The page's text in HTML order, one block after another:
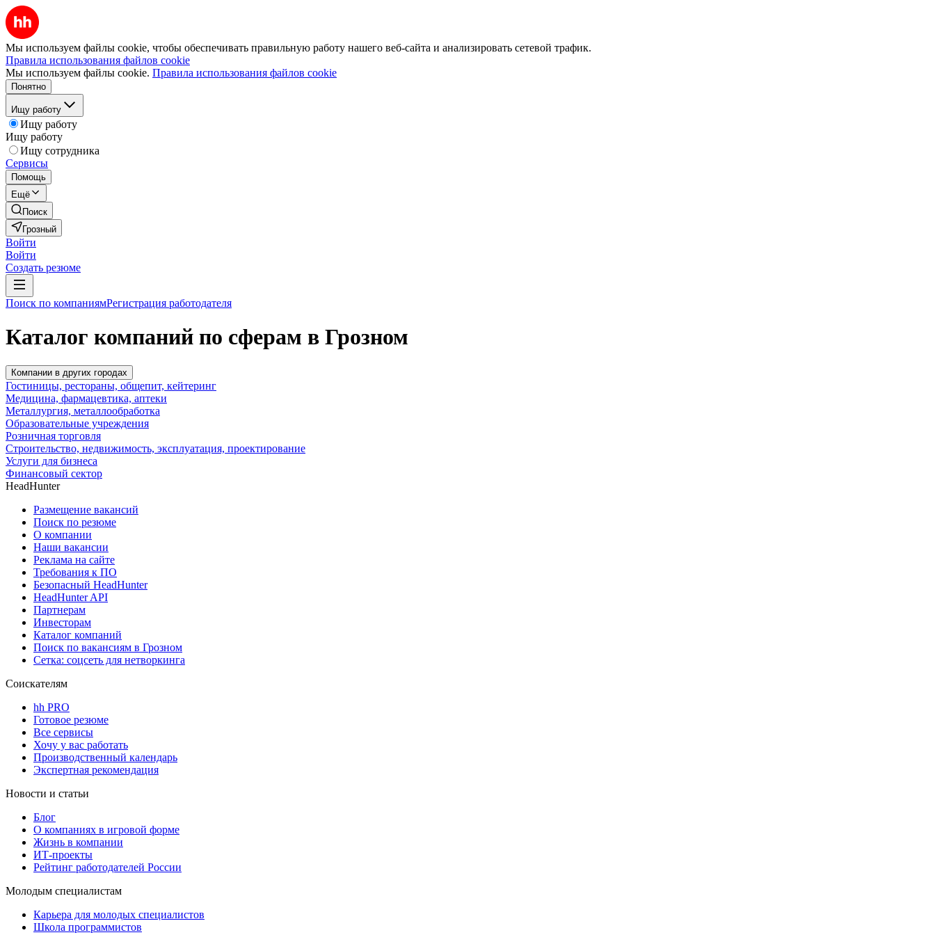
Мы используем файлы cookie, чтобы обеспечивать правильную работу нашего веб-сайта и анализировать сетевой трафик.
Правила использования файлов cookie
Мы используем файлы cookie. Правила использования файлов cookie
Понятно
Ищу работу
Ищу работу
Ищу работу
Ищу сотрудника
Сервисы
Помощь
Ещё
Поиск
Грозный
Войти
Войти
Создать резюме
Поиск по компаниямРегистрация работодателя
Каталог компаний по сферам в Грозном
Компании в других городах
Гостиницы, рестораны, общепит, кейтеринг
Медицина, фармацевтика, аптеки
Металлургия, металлообработка
Образовательные учреждения
Розничная торговля
Строительство, недвижимость, эксплуатация, проектирование
Услуги для бизнеса
Финансовый сектор
HeadHunter
Размещение вакансий
Поиск по резюме
О компании
Наши вакансии
Реклама на сайте
Требования к ПО
Безопасный HeadHunter
HeadHunter API
Партнерам
Инвесторам
Каталог компаний
Поиск по вакансиям в Грозном
Сетка: соцсеть для нетворкинга
Соискателям
hh PRO
Готовое резюме
Все сервисы
Хочу у вас работать
Производственный календарь
Экспертная рекомендация
Новости и статьи
Блог
О компаниях в игровой форме
Жизнь в компании
ИТ-проекты
Рейтинг работодателей России
Молодым специалистам
Карьера для молодых специалистов
Школа программистов